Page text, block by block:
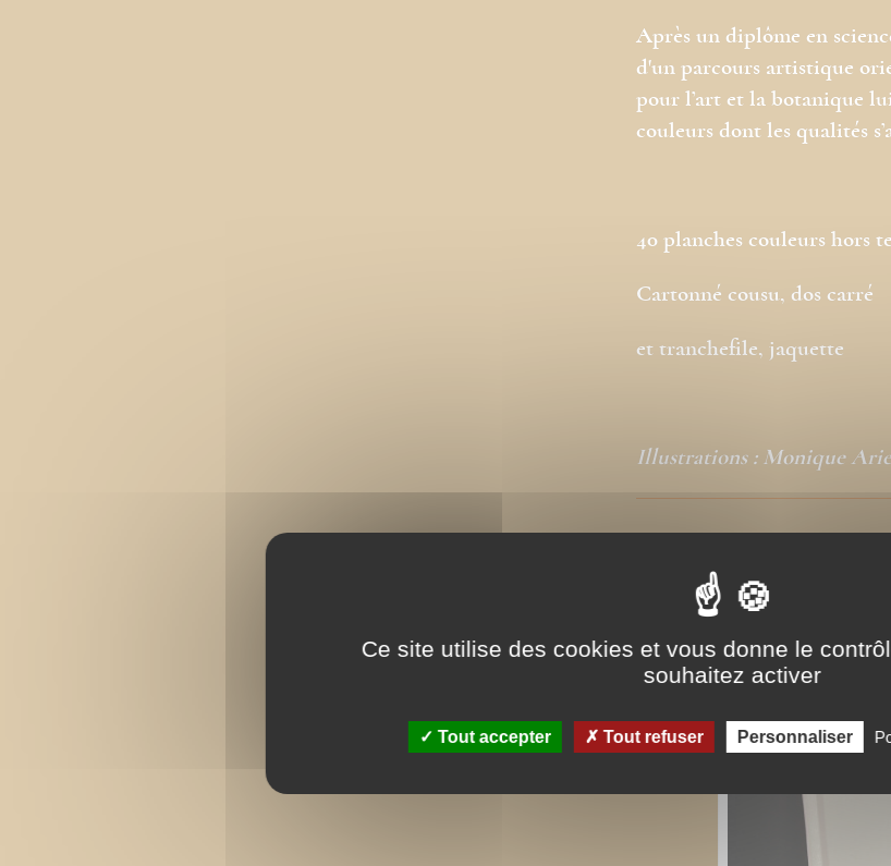
Après un diplôme en
d'un parcours artistique
pour l’art et la botanique
couleurs dont les qualités
40 planches couleurs hors
Cartonné cousu, dos carré
et tranchefile, jaquette
Illustrations : Monique
Ce site utilise des cookies et vous donne le
souhaitez activer
Tout accepter Tout refuser Personnaliser